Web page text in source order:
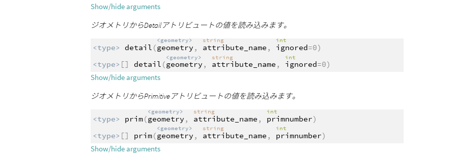
Show/hide arguments
ジオメトリからDetailアトリビュートの値を読み込みます。
<type> detail (
<geometry>
geometry ,
string
attribute_name ,
int
ignored=0)
<type> [] detail (
<geometry>
geometry ,
string
attribute_name ,
int
ignored=0)
Show/hide arguments
ジオメトリからPrimitiveアトリビュートの値を読み込みます。
<type> prim(
<geometry>
geometry ,
string
attribute_name ,
int
primnumber)
<type> [] prim(
<geometry>
geometry ,
string
attribute_name ,
int
primnumber)
Show/hide arguments